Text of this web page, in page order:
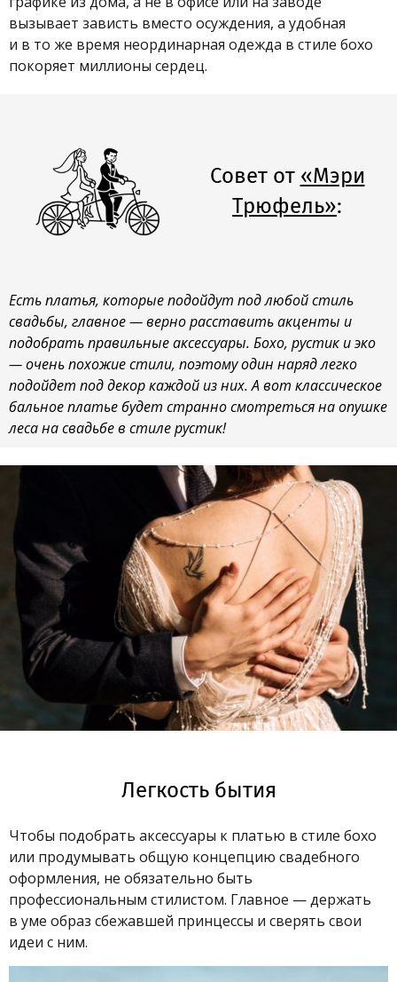
вызывает зависть вместо осуждения, а удобная
и в то же время неординарная одежда в стиле бохо
покоряет миллионы сердец.
Совет от «Мэри
Трюфель»:
Есть платья, которые подойдут под любой стиль
свадьбы, главное — верно расставить акценты и
подобрать правильные аксессуары. Бохо, рустик и эко
— очень похожие стили, поэтому один наряд легко
подойдет под декор каждой из них. А вот классическое
бальное платье будет странно смотреться на опушке
леса на свадьбе в стиле рустик!
Легкость бытия
Чтобы подобрать аксессуары к платью в стиле бохо
или продумывать общую концепцию свадебного
оформления, не обязательно быть
профессиональным стилистом. Главное — держать
в уме образ сбежавшей принцессы и сверять свои
идеи с ним.